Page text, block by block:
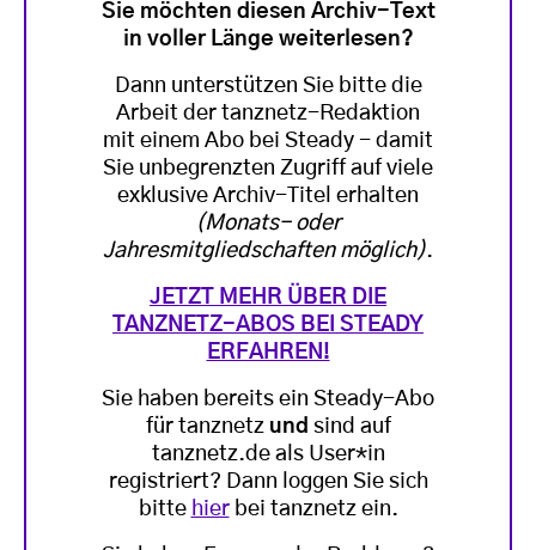
Sie möchten diesen Archiv-Text
in voller Länge weiterlesen?
Dann unterstützen Sie bitte die
Arbeit der tanznetz-Redaktion
mit einem Abo bei Steady - damit
Sie unbegrenzten Zugriff auf viele
exklusive Archiv-Titel erhalten
(Monats- oder
Jahresmitgliedschaften möglich).
JETZT MEHR ÜBER DIE
TANZNETZ-ABOS BEI STEADY
ERFAHREN!
Sie haben bereits ein Steady-Abo
für tanznetz und sind auf
tanznetz.de als User*in
registriert? Dann loggen Sie sich
bitte hierbei tanznetz ein.